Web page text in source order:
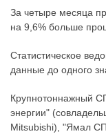
За четыре месяца
на 9,6% больше
Статистическое
данные до одного
Крупнотоннажный
энергии"
Mitsubishi), "Ямал